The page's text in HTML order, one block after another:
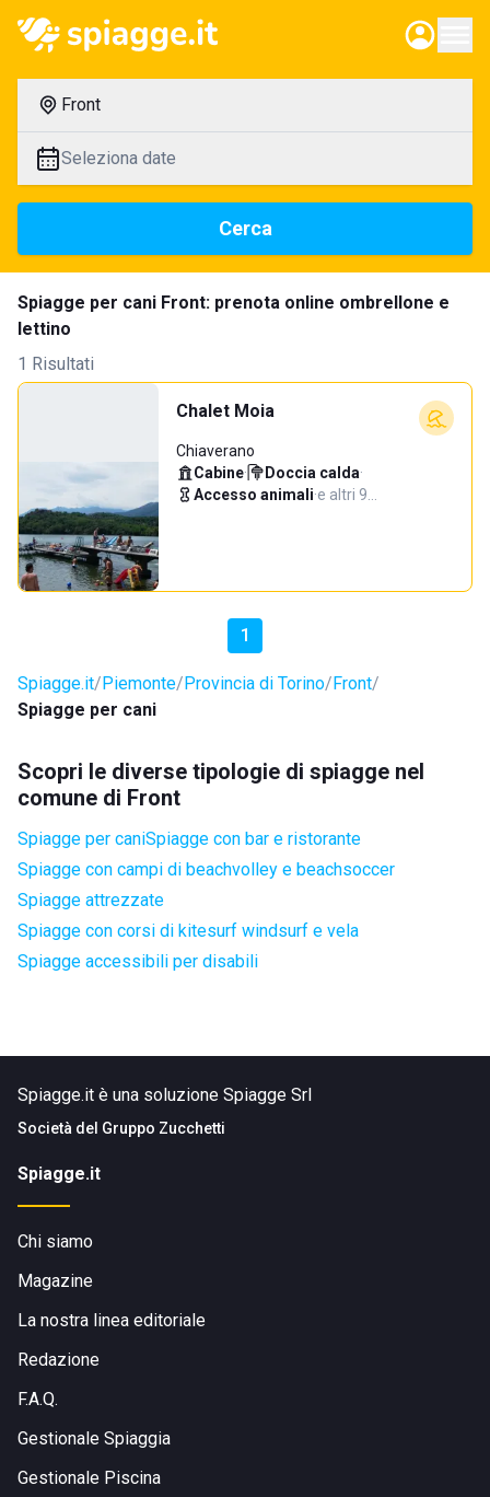
Front
Seleziona date
Cerca
Spiagge per cani Front: prenota online ombrellone e
lettino
1 Risultati
Chalet Moia
Chiaverano
Cabine· Doccia calda·
Accesso animali·e altri 9…
1
Spiagge.it Piemonte Provincia di Torino Front
Spiagge per cani
Scopri le diverse tipologie di spiagge nel
comune di Front
Spiagge per caniSpiagge con bar e ristorante
Spiagge con campi di beachvolley e beachsoccer
Spiagge attrezzate
Spiagge con corsi di kitesurf windsurf e vela
Spiagge accessibili per disabili
Spiagge.it è una soluzione Spiagge Srl
Società del Gruppo Zucchetti
Spiagge.it
Chi siamo
Magazine
La nostra linea editoriale
Redazione
F.A.Q.
Gestionale Spiaggia
Gestionale Piscina